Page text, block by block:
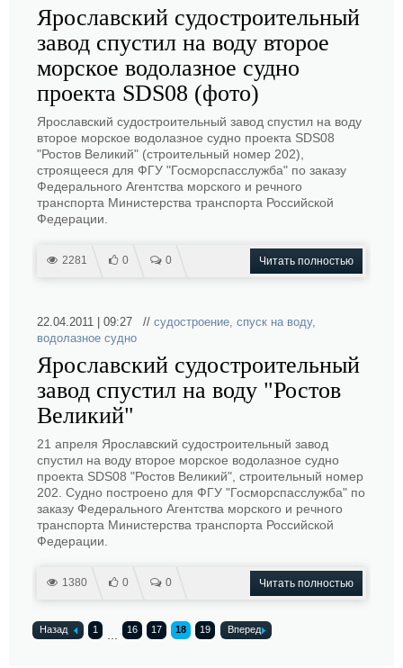
Ярославский судостроительный
завод спустил на воду второе
морское водолазное судно
проекта SDS08 (фото)
Ярославский судостроительный завод спустил на воду
второе морское водолазное судно проекта SDS08
"Ростов Великий" (строительный номер 202),
строящееся для ФГУ "Госморспасслужба" по заказу
Федерального Агентства морского и речного
транспорта Министерства транспорта Российской
Федерации.
2281 0 0 Читать полностью
22.04.2011 | 09:27 // судостроение, спуск на воду,
водолазное судно
Ярославский судостроительный
завод спустил на воду "Ростов
Великий"
21 апреля Ярославский судостроительный завод
спустил на воду второе морское водолазное судно
проекта SDS08 "Ростов Великий", строительный номер
202. Судно построено для ФГУ "Госморспасслужба" по
заказу Федерального Агентства морского и речного
транспорта Министерства транспорта Российской
Федерации.
1380 0 0 Читать полностью
Назад 1 16 17 18 19 Вперед